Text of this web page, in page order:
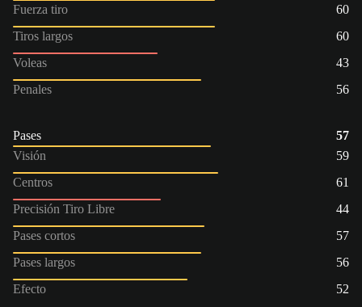
Fuerza tiro
60
Tiros largos
60
Voleas
43
Penales
56
Pases
57
Visión
59
Centros
61
Precisión Tiro Libre
44
Pases cortos
57
Pases largos
56
Efecto
52